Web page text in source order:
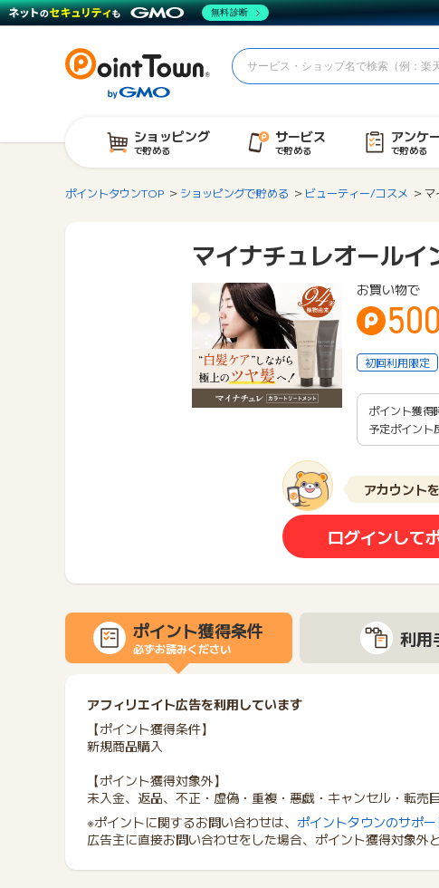
ショッピング
で貯める
サービス
で貯める
アンケ
で貯める
ポイントタウンTOP ショッピングで貯める ビューティー/コスメ マ
マイナチュレオール
お買い物で
500
初回利用限定
ポイント獲得
予定ポイント
アカウント
ログインして
ポイント獲得条件
必ずお読みください 利用
アフィリエイト広告を利用しています
【ポイント獲得条件】
新規商品購入
【ポイント獲得対象外】
未入金、返品、不正・虚偽・重複・悪戯・キャンセル・転売
※ポイントに関するお問い合わせは、 ポイントタウンのサポー
広告主に直接お問い合わせをした場合、ポイント獲得対象外
無料診断